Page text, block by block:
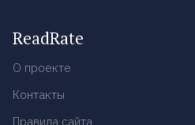
ReadRate
О проекте
Контакты
Правила сайта